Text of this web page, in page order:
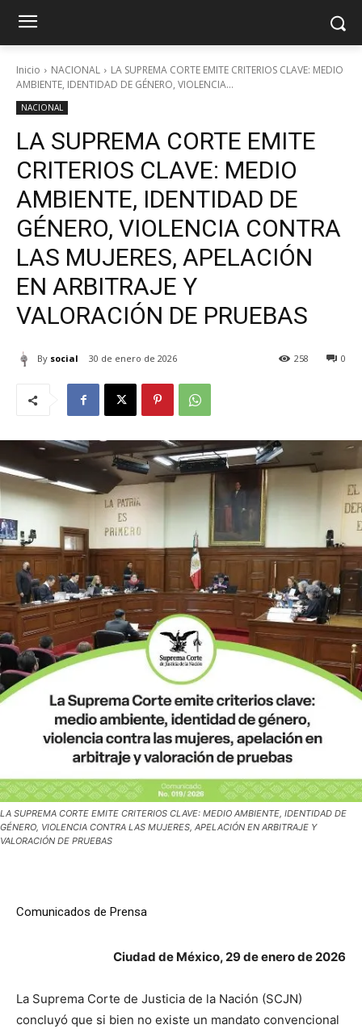
Inicio NACIONAL
LA SUPREMA CORTE EMITE CRITERIOS CLAVE: MEDIO
AMBIENTE, IDENTIDAD DE GÉNERO, VIOLENCIA...
NACIONAL
LA SUPREMA CORTE EMITE
CRITERIOS CLAVE: MEDIO
AMBIENTE, IDENTIDAD DE
GÉNERO, VIOLENCIA CONTRA
LAS MUJERES, APELACIÓN
EN ARBITRAJE Y
VALORACIÓN DE PRUEBAS
By social 30 de enero de 2026 0
258
LA SUPREMA CORTE EMITE CRITERIOS CLAVE: MEDIO AMBIENTE, IDENTIDAD DE
GÉNERO, VIOLENCIA CONTRA LAS MUJERES, APELACIÓN EN ARBITRAJE Y
VALORACIÓN DE PRUEBAS
Comunicados de Prensa
Ciudad de México, 29 de enero de 2026
La Suprema Corte de Justicia de la Nación (SCJN)
concluyó que si bien no existe un mandato convencional